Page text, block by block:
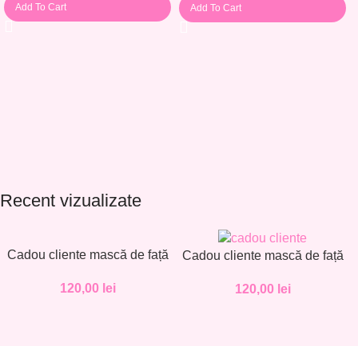
Add To Cart Add To Cart
Recent vizualizate
Cadou cliente mască de față
120,00 lei
Cadou cliente mască de față
120,00 lei